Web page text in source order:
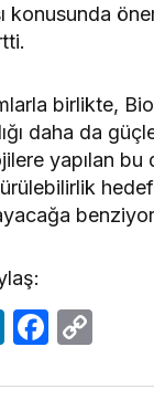
konusunda
birlikte,
daha da
yapılan bu
LinkedIn